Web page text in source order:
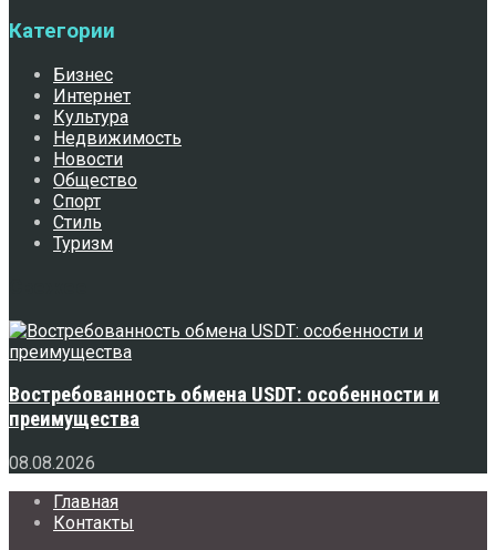
Категории
Бизнес
Интернет
Культура
Недвижимость
Новости
Общество
Спорт
Стиль
Туризм
Востребованность обмена USDT: особенности и
преимущества
08.08.2026
Главная
Контакты